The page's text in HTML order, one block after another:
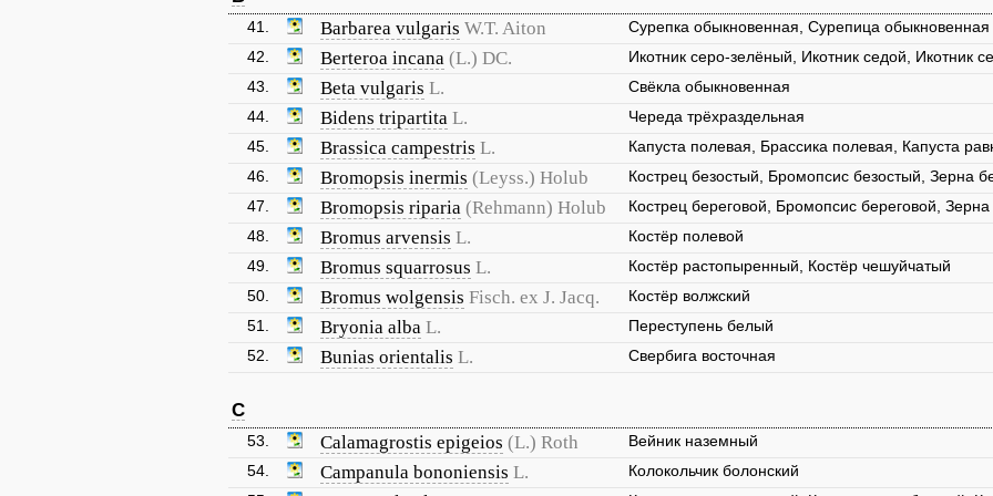
41. Barbarea vulgaris W.T. Aiton
Сурепка обыкновенная, Сурепица обыкновенная
42.
Berteroa incana (L.) DC.
Икотник серо-зелёный, Икотник седой, Икотник
43.
Beta vulgaris L.
Свёкла обыкновенная
44.
Bidens tripartita L.
Череда трёхраздельная
45.
Brassica campestris L.
Капуста полевая, Брассика полевая, Капуста
46.
Bromopsis inermis (Leyss.) Holub
Кострец безостый, Бромопсис безостый, Зерна
47.
Bromopsis riparia (Rehmann) Holub
Кострец береговой, Бромопсис береговой,
48.
Bromus arvensis L.
Костёр полевой
49.
Bromus squarrosus L.
Костёр растопыренный, Костёр чешуйчатый
50.
Bromus wolgensis Fisch. ex J. Jacq.
Костёр волжский
51.
Bryonia alba L.
Переступень белый
52.
Bunias orientalis L. Свербига восточная
C
53. Calamagrostis epigeios (L.) Roth
Вейник наземный
54.
Campanula bononiensis L.
Колокольчик болонский